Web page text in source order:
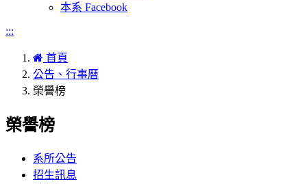
本系 Facebook
:::
首頁
公告、行事曆
榮譽榜
榮譽榜
系所公告
招生訊息